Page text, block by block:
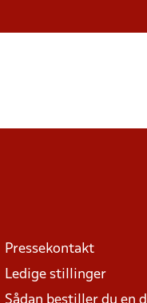
Pressekontakt
Ledige stillinger
Sådan bestiller du en